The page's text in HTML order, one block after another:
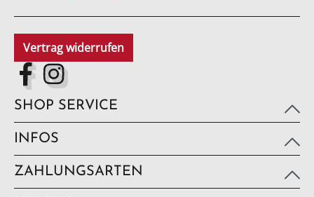
Vertrag widerrufen
SHOP SERVICE
INFOS
ZAHLUNGSARTEN